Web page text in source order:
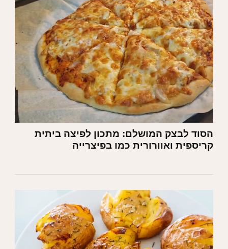
הסוד לבצק המושלם: מתכון לפיצה ביתית
קריספית ואוורורית כמו בפיצרייה